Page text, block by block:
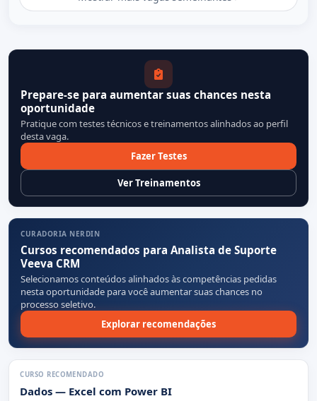
Prepare-se para aumentar suas chances nesta
oportunidade
Pratique com testes técnicos e treinamentos alinhados ao perfil
desta vaga.
Fazer Testes
Ver Treinamentos
CURADORIA NERDIN
Cursos recomendados para Analista de Suporte
Veeva CRM
Selecionamos conteúdos alinhados às competências pedidas
nesta oportunidade para você aumentar suas chances no
processo seletivo.
Explorar recomendações
CURSO RECOMENDADO
Dados — Excel com Power BI